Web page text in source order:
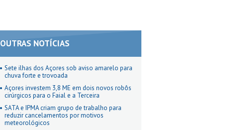
OUTRAS NOTÍCIAS
Sete ilhas dos Açores sob aviso amarelo para
chuva forte e trovoada
Açores investem 3,8 ME em dois novos robôs
cirúrgicos para o Faial e a Terceira
SATA e IPMA criam grupo de trabalho para
reduzir cancelamentos por motivos
meteorológicos